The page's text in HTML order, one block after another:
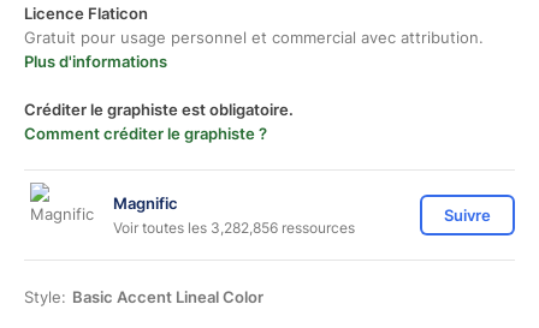
Licence Flaticon
Gratuit pour usage personnel et commercial avec attribution.
Plus d'informations
Créditer le graphiste est obligatoire.
Comment créditer le graphiste ?
Magnific
Voir toutes les 3,282,856 ressources
Suivre
Style: Basic Accent Lineal Color